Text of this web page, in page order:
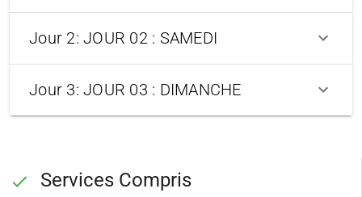
Jour 2: JOUR 02 : SAMEDI
Jour 3: JOUR 03 : DIMANCHE
Services Compris